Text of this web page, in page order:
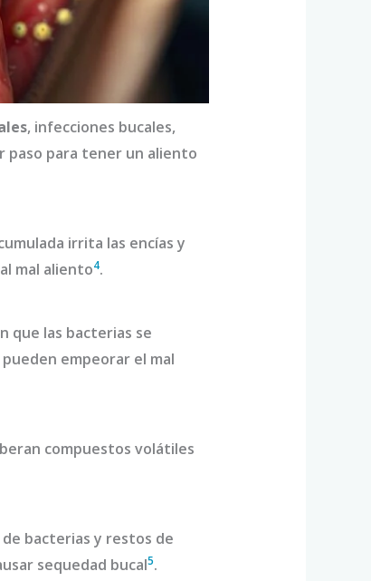
, infecciones bucales,
paso para tener un aliento
irrita las encías y
mal aliento4.
que las bacterias se
empeorar el mal
compuestos volátiles
bacterias y restos de
sequedad bucal5.